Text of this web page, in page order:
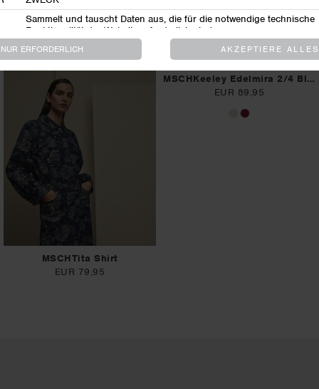
MSCHKiesa Henrika Blazer
EUR 119,95
EUR 119,95
MSCHTita Shirt
EUR 79,95
MSCHKeeley Edelmira 2/4 Blazer
EUR 89,95